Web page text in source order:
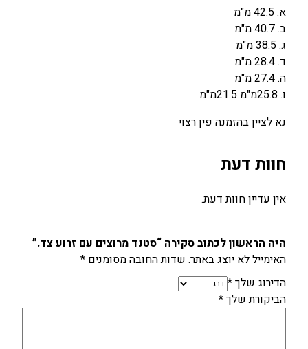
א. 42.5 מ"מ
ב. 40.7 מ"מ
ג. 38.5 מ"מ
ד. 28.4 מ"מ
ה. 27.4 מ"מ
ו. 25.8מ"מ 21.5מ"מ
נא לציין בהזמנה פין רצוי
חוות דעת
אין עדיין חוות דעת.
היה הראשון לכתוב סקירה “סטנד מרוצים עם זרוע צד.”
האימייל לא יוצג באתר. שדות החובה מסומנים *
הדירוג שלך*
הביקורת שלך*